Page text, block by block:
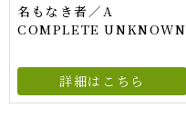
名もなき者／A
COMPLETE UNKNOWN
詳細はこちら